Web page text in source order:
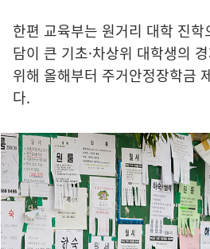
한편 교육부는 원거리 대학 진
담이 큰 기초·차상위 대학생의
위해 올해부터 주거안정장학금
다.